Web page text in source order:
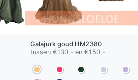
Galajurk goud HM2380
tussen €130,- en €150,-